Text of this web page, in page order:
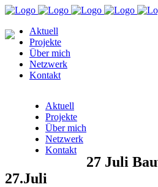
Aktuell
Projekte
Über mich
Netzwerk
Kontakt
Aktuell
Projekte
Über mich
Netzwerk
Kontakt
27 Juli
27.Juli